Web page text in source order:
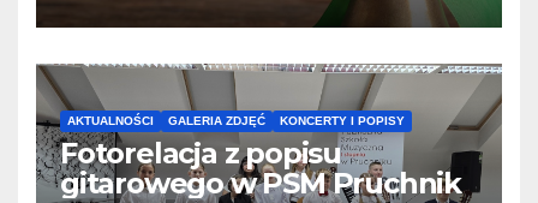
AKTUALNOŚCI GALERIA ZDJĘĆ KONCERTY I POPISY
Fotorelacja z popisu
gitarowego w PSM Pruchnik